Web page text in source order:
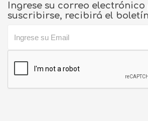
Ingrese su correo electrónico
suscribirse, recibirá el